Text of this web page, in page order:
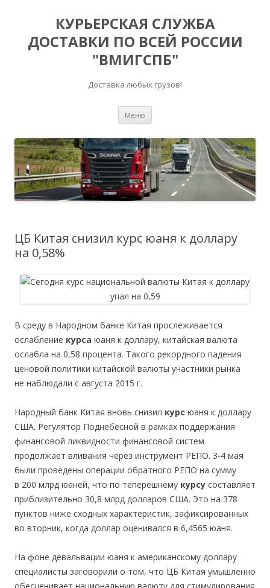
КУРЬЕРСКАЯ СЛУЖБА
ДОСТАВКИ ПО ВСЕЙ РОССИИ
"ВМИГСПБ"
Доставка любых грузов!
Меню
ЦБ Китая снизил курс юаня к доллару
на 0,58%
В среду в Народном банке Китая прослеживается
ослабление курса юаня к доллару, китайская валюта
ослабла на 0,58 процента. Такого рекордного падения
ценовой политики китайской валюты участники рынка
не наблюдали с августа 2015 г.
Народный банк Китая вновь снизил курс юаня к доллару
США. Регулятор Поднебесной в рамках поддержания
финансовой ликвидности финансовой систем
продолжает вливания через инструмент РЕПО. 3-4 мая
были проведены операции обратного РЕПО на сумму
в 200 млрд юаней, что по теперешнему курсу составляет
приблизительно 30,8 млрд долларов США. Это на 378
пунктов ниже сходных характеристик, зафиксированных
во вторник, когда доллар оценивался в 6,4565 юаня.
На фоне девальвации юаня к американскому доллару
специалисты заговорили о том, что ЦБ Китая умышленно